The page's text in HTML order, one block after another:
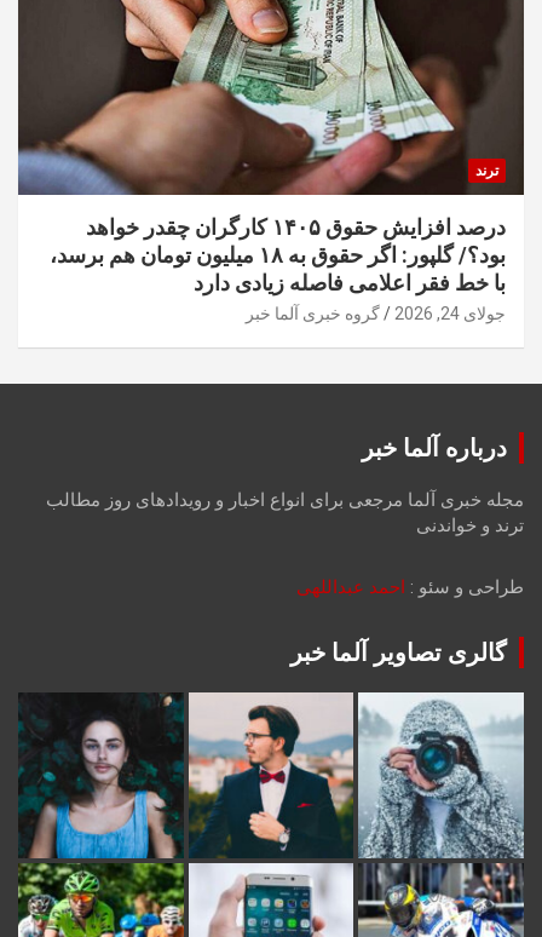
ترند
درصد افزایش حقوق ۱۴۰۵ کارگران چقدر خواهد
بود؟/ گلپور: اگر حقوق به ۱۸ میلیون تومان هم برسد،
با خط فقر اعلامی فاصله زیادی دارد
جولای 24, 2026 گروه خبری آلما خبر
درباره آلما خبر
مجله خبری آلما مرجعی برای انواع اخبار و رویدادهای روز مطالب
ترند و خواندنی
طراحی و سئو : احمد عبداللهی
گالری تصاویر آلما خبر